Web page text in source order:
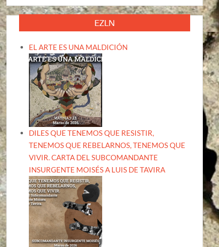
EZLN
EL ARTE ES UNA MALDICIÓN
DILES QUE TENEMOS QUE RESISTIR,
TENEMOS QUE REBELARNOS, TENEMOS QUE
VIVIR. CARTA DEL SUBCOMANDANTE
INSURGENTE MOISÉS A LUIS DE TAVIRA